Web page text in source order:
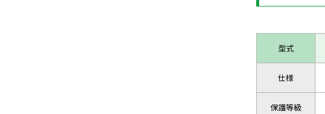
型式
仕様
保護等級